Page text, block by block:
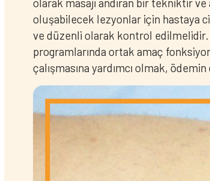
oluşabilecek lezyonlar için hastaya
ve düzenli olarak kontrol edilmelidir.
programlarında ortak amaç
çalışmasına yardımcı olmak, ödemin